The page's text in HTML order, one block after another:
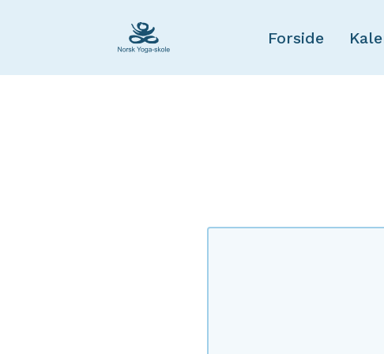
Forside